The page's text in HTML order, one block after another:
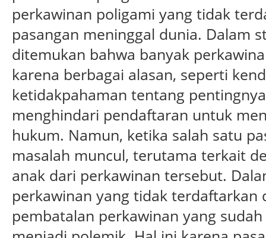
perkawinan poligami yang tidak
pasangan meninggal dunia. Dalam
ditemukan bahwa banyak
karena berbagai alasan, seperti
ketidakpahaman tentang
menghindari pendaftaran untuk
hukum. Namun, ketika salah satu
masalah muncul, terutama terkait
anak dari perkawinan tersebut.
perkawinan yang tidak terdaftarkan
pembatalan perkawinan yang